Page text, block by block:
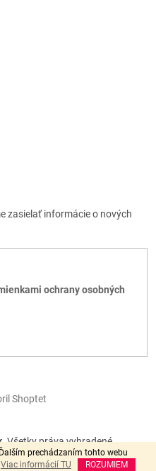
prechádzaním tohto webu
Viac informácií TU ROZUMIEM
zasielať informácie o nových
ochrany osobných
Shoptet
. Všetky práva vyhradené.